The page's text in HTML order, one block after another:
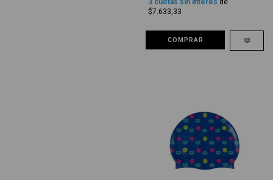
3 cuotas sin interés de
$7.633,33
COMPRAR